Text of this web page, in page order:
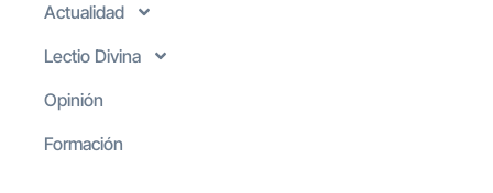
Actualidad
Lectio Divina
Opinión
Formación